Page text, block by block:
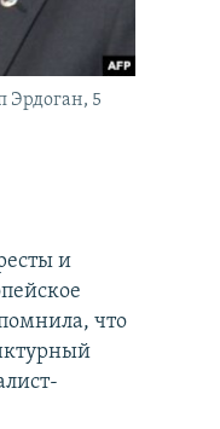
Эрдоган, 5
и
что